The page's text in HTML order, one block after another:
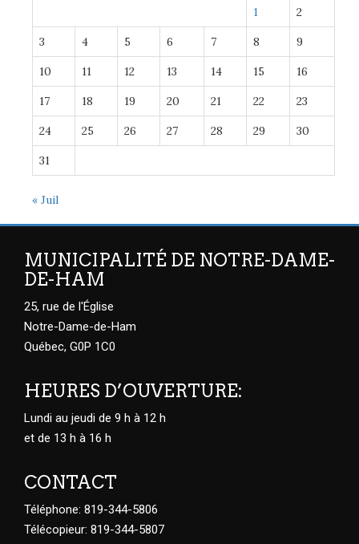
1 2
3 4 5 6 7 8 9
10 11 12 13 14 15 16
17 18 19 20 21 22 23
24 25 26 27 28 29 30
31
« Juil
MUNICIPALITÉ DE NOTRE-DAME-
DE-HAM
25, rue de l'Église
Notre-Dame-de-Ham
Québec, G0P 1C0
HEURES D’OUVERTURE:
Lundi au jeudi de 9 h à 12 h
et de 13 h à 16 h
CONTACT
Téléphone: 819-344-5806
Télécopieur: 819-344-5807